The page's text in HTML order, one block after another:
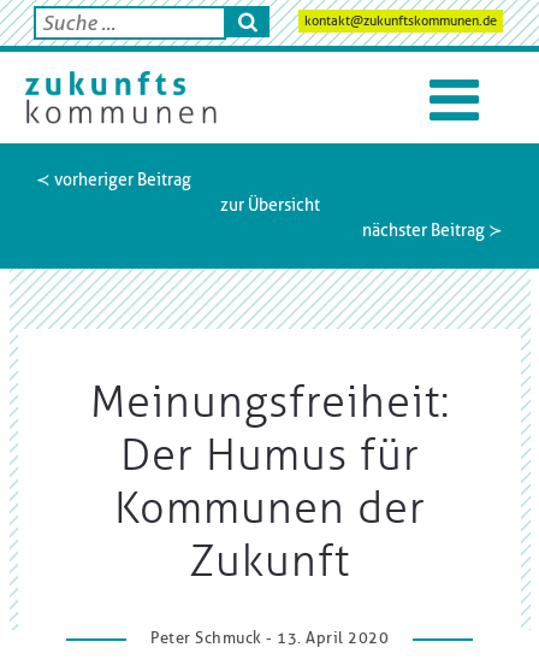
kontakt@zukunftskommunen.de
≺ vorheriger Beitrag
zur Übersicht
nächster Beitrag ≻
Meinungsfreiheit:
Der Humus für
Kommunen der
Zukunft
Peter Schmuck - 13. April 2020